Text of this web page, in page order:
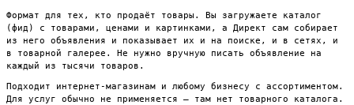
Формат для тех, кто продаёт товары. Вы загружаете каталог
(фид) с товарами, ценами и картинками, а Директ сам собирает
из него объявления и показывает их и на поиске, и в сетях, и
в товарной галерее. Не нужно вручную писать объявление на
каждый из тысячи товаров.
Подходит интернет-магазинам и любому бизнесу с ассортиментом.
Для услуг обычно не применяется — там нет товарного каталога.